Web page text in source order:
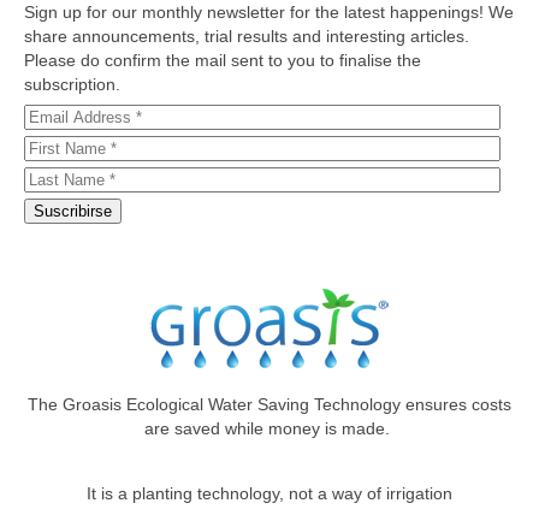
Sign up for our monthly newsletter for the latest happenings! We
share announcements, trial results and interesting articles.
Please do confirm the mail sent to you to finalise the
subscription.
The Groasis Ecological Water Saving Technology ensures costs
are saved while money is made.
It is a planting technology, not a way of irrigation